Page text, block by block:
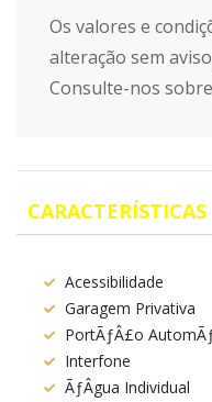
Os valores e
alteração sem
Consulte-nos
CARACTERÍSTICAS
Acessibilidade
Garagem Privativa
PortÃƒÂ£o
Interfone
ÃƒÂgua Individual